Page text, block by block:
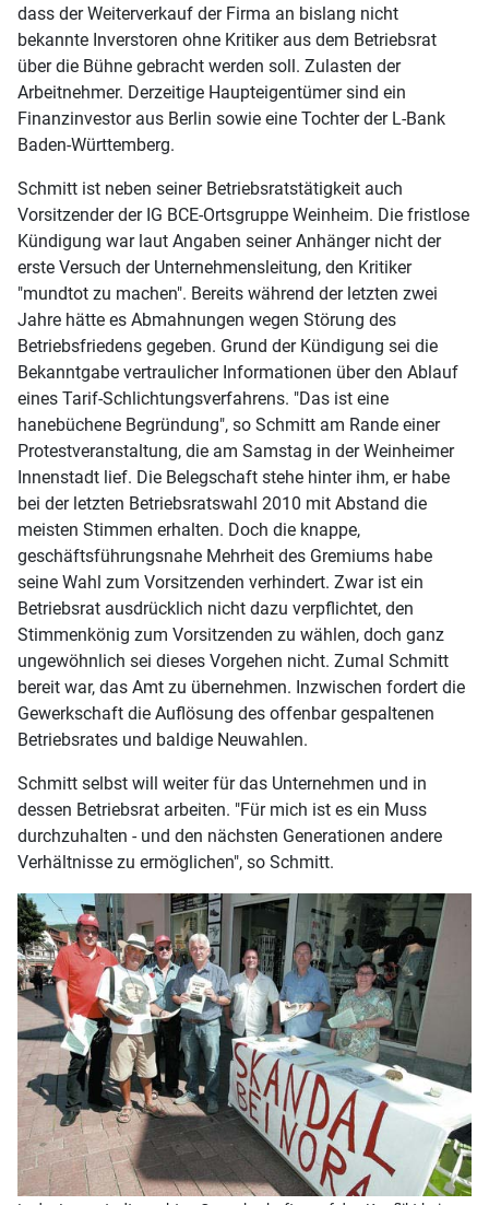
dass der Weiterverkauf der Firma an bislang nicht
bekannte Inverstoren ohne Kritiker aus dem Betriebsrat
über die Bühne gebracht werden soll. Zulasten der
Arbeitnehmer. Derzeitige Haupteigentümer sind ein
Finanzinvestor aus Berlin sowie eine Tochter der L-Bank
Baden-Württemberg.
Schmitt ist neben seiner Betriebsratstätigkeit auch
Vorsitzender der IG BCE-Ortsgruppe Weinheim. Die fristlose
Kündigung war laut Angaben seiner Anhänger nicht der
erste Versuch der Unternehmensleitung, den Kritiker
"mundtot zu machen". Bereits während der letzten zwei
Jahre hätte es Abmahnungen wegen Störung des
Betriebsfriedens gegeben. Grund der Kündigung sei die
Bekanntgabe vertraulicher Informationen über den Ablauf
eines Tarif-Schlichtungsverfahrens. "Das ist eine
hanebüchene Begründung", so Schmitt am Rande einer
Protestveranstaltung, die am Samstag in der Weinheimer
Innenstadt lief. Die Belegschaft stehe hinter ihm, er habe
bei der letzten Betriebsratswahl 2010 mit Abstand die
meisten Stimmen erhalten. Doch die knappe,
geschäftsführungsnahe Mehrheit des Gremiums habe
seine Wahl zum Vorsitzenden verhindert. Zwar ist ein
Betriebsrat ausdrücklich nicht dazu verpflichtet, den
Stimmenkönig zum Vorsitzenden zu wählen, doch ganz
ungewöhnlich sei dieses Vorgehen nicht. Zumal Schmitt
bereit war, das Amt zu übernehmen. Inzwischen fordert die
Gewerkschaft die Auflösung des offenbar gespaltenen
Betriebsrates und baldige Neuwahlen.
Schmitt selbst will weiter für das Unternehmen und in
dessen Betriebsrat arbeiten. "Für mich ist es ein Muss
durchzuhalten - und den nächsten Generationen andere
Verhältnisse zu ermöglichen", so Schmitt.